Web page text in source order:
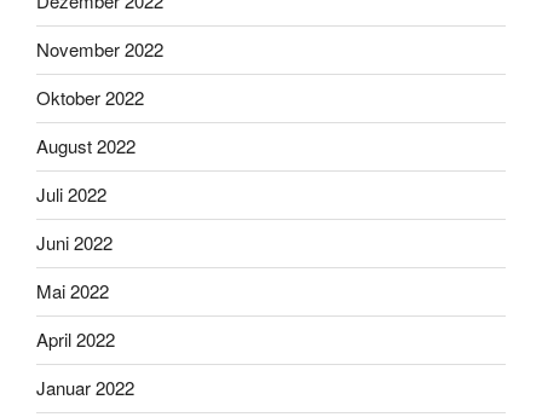
November 2022
Oktober 2022
August 2022
Juli 2022
Juni 2022
Mai 2022
April 2022
Januar 2022